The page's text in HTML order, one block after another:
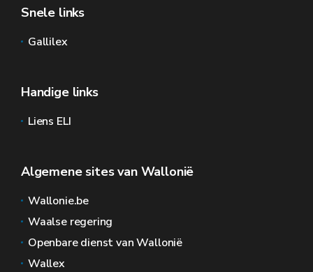
Snele links
Gallilex
Handige links
Liens ELI
Algemene sites van Wallonië
Wallonie.be
Waalse regering
Openbare dienst van Wallonië
Wallex